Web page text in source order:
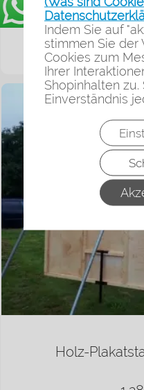
Indem Sie auf
stimmen Sie der
Cookies zum
Ihrer
Shopinhalten zu.
Einverständnis
Holz-